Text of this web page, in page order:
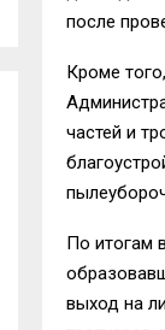
после
Кроме
частей и
По итогам
выход на